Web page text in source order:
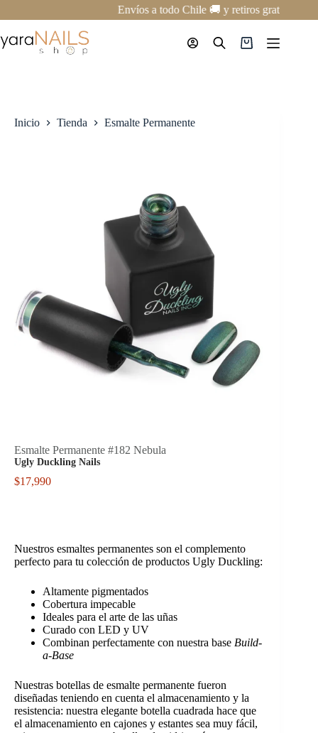
al
contenido
Envíos a todo Chile 🚚 y retiros gratis en
Carro
Inicio Tienda Esmalte Permanente
Esmalte Permanente #182 Nebula
Ugly Duckling Nails
$17,990
Nuestros esmaltes permanentes son el complemento
perfecto para tu colección de productos Ugly Duckling:
Altamente pigmentados
Cobertura impecable
Ideales para el arte de las uñas
Curado con LED y UV
Combinan perfectamente con nuestra base Build-
a-Base
Nuestras botellas de esmalte permanente fueron
diseñadas teniendo en cuenta el almacenamiento y la
resistencia: nuestra elegante botella cuadrada hace que
el almacenamiento en cajones y estantes sea muy fácil,